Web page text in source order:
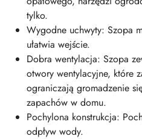
tylko.
Wygodne uchwyty: Szopa
ułatwia wejście.
Dobra wentylacja: Szopa
otwory wentylacyjne, które
ograniczają gromadzenie
zapachów w domu.
Pochylona konstrukcja:
odpływ wody.